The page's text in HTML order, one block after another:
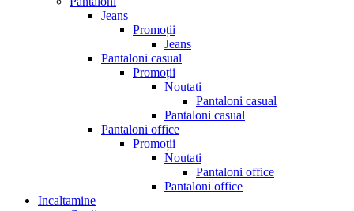
Jeans
Promoții
Jeans
Pantaloni casual
Promoții
Noutati
Pantaloni casual
Pantaloni casual
Pantaloni office
Promoții
Noutati
Pantaloni office
Pantaloni office
Incaltamine